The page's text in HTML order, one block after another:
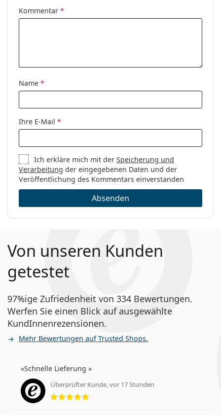
Kommentar *
Name *
Ihre E-Mail *
Ich erkläre mich mit derSpeicherung und
Verarbeitung der eingegebenen Daten und der
Veröffentlichung des Kommentars einverstanden
Absenden
Von unseren Kunden
getestet
97%ige Zufriedenheit von 334 Bewertungen.
Werfen Sie einen Blick auf ausgewählte
KundInnenrezensionen.
Mehr Bewertungen auf Trusted Shops.
Schnelle Lieferung
Überprüfter Kunde, vor 17 Stunden
Bewertung 5 aus 5